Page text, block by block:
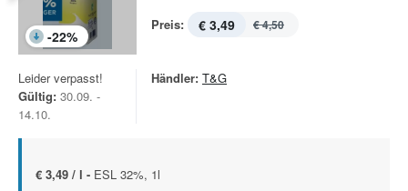
-22%
Preis: € 3,49 € 4,50
Leider verpasst!
Gültig: 30.09. -
14.10.
Händler: T&G
€ 3,49 / l - ESL 32%, 1l